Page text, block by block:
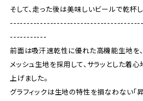
そして、走った後は美味しいビールで乾杯し
-----------
前面は吸汗速乾性に優れた高機能生地を
メッシュ生地を採用して、サラッとした着
上げました。
グラフィックは生地の特性を損なわない「